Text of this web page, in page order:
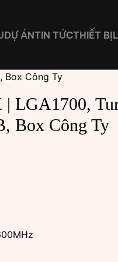
DỰ ÁNTIN TỨCTHIẾT BỊ
Box Công Ty
| LGA1700,
Box Công Ty